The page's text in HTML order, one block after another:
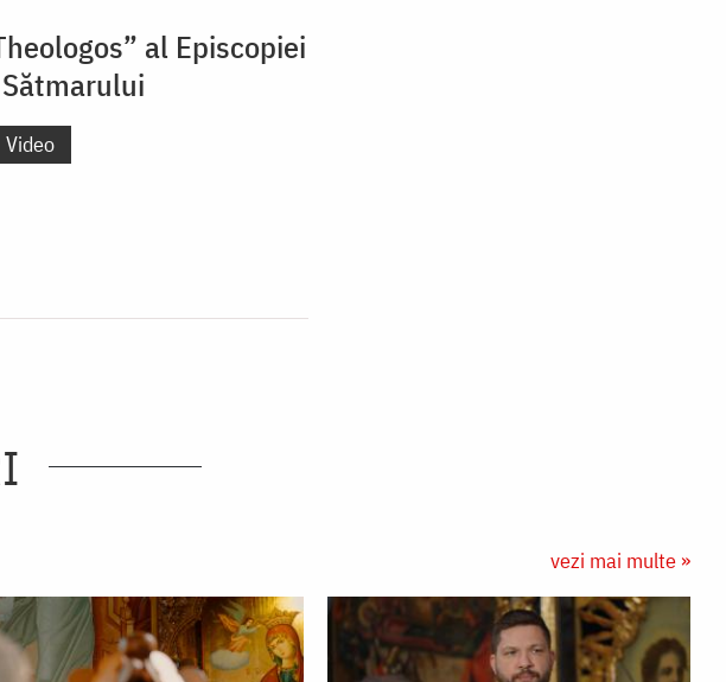
al Episcopiei
Video
vezi mai multe »